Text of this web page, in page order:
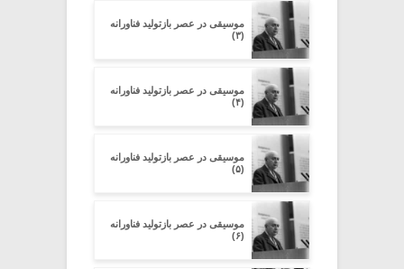
موسیقی در عصر بازتولید فناورانه
(۳)
موسیقی در عصر بازتولید فناورانه
(۴)
موسیقی در عصر بازتولید فناورانه
(۵)
موسیقی در عصر بازتولید فناورانه
(۶)